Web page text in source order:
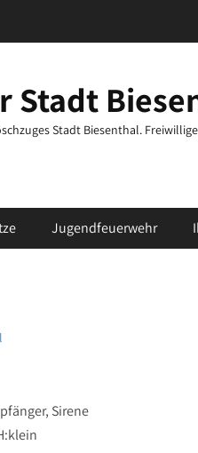
Stadt
Stadt Biesenthal.
Jugendfeuerwehr
Sirene